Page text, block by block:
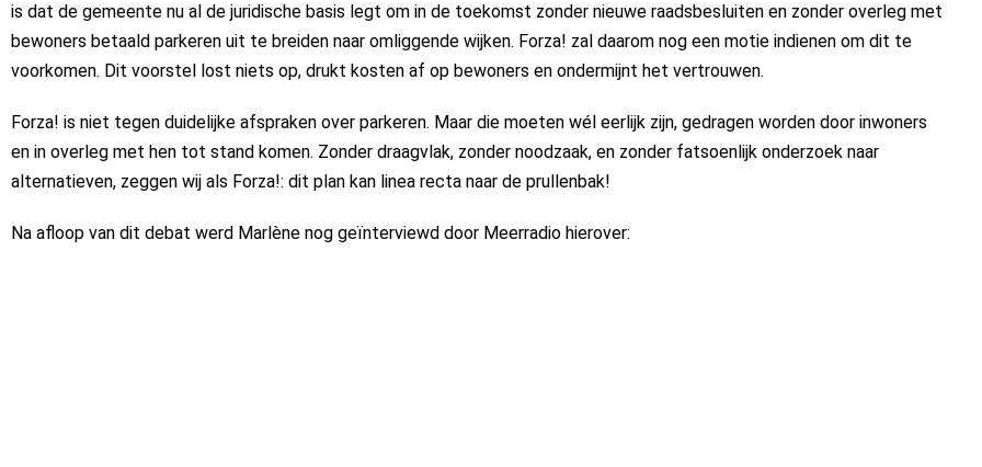
is dat de gemeente nu al de juridische basis legt om in de toekomst zonder nieuwe raadsbesluiten en zonder overleg met
bewoners betaald parkeren uit te breiden naar omliggende wijken. Forza! zal daarom nog een motie indienen om dit te
voorkomen. Dit voorstel lost niets op, drukt kosten af op bewoners en ondermijnt het vertrouwen.
Forza! is niet tegen duidelijke afspraken over parkeren. Maar die moeten wél eerlijk zijn, gedragen worden door inwoners
en in overleg met hen tot stand komen. Zonder draagvlak, zonder noodzaak, en zonder fatsoenlijk onderzoek naar
alternatieven, zeggen wij als Forza!: dit plan kan linea recta naar de prullenbak!
Na afloop van dit debat werd Marlène nog geïnterviewd door Meerradio hierover: